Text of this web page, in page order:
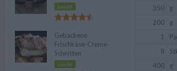
350 g
200
g
1
8
400
g
Leicht
Gebackene
Frischkäse-Creme-
Schnitten
Leicht